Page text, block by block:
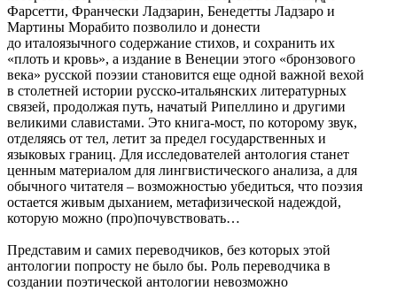
Фарсетти, Франчески Ладзарин, Бенедетты Ладзаро и
Мартины Морабито позволило и донести
до италоязычного содержание стихов, и сохранить их
«плоть и кровь», а издание в Венеции этого «бронзового
века» русской поэзии становится еще одной важной вехой
в столетней истории русско-итальянских литературных
связей, продолжая путь, начатый Рипеллино и другими
великими славистами. Это книга-мост, по которому звук,
отделяясь от тел, летит за предел государственных и
языковых границ. Для исследователей антология станет
ценным материалом для лингвистического анализа, а для
обычного читателя ‒ возможностью убедиться, что поэзия
остается живым дыханием, метафизической надеждой,
которую можно (про)почувствовать…
Представим и самих переводчиков, без которых этой
антологии попросту не было бы. Роль переводчика в
создании поэтической антологии невозможно